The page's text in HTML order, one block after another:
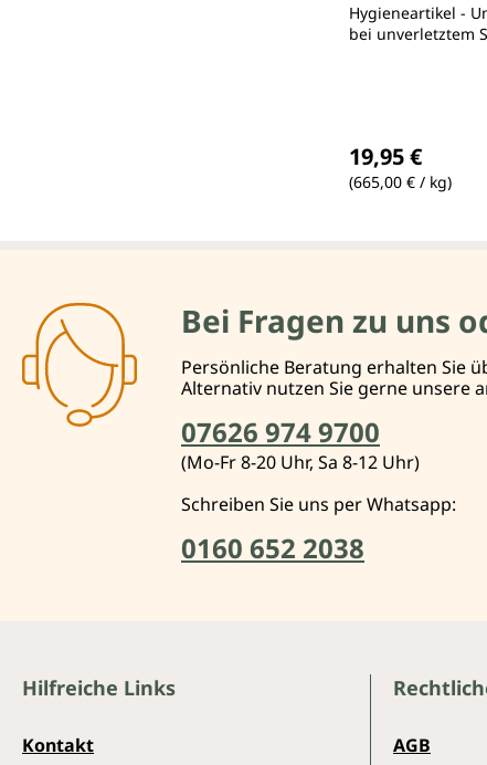
Hygieneartikel -
bei unverletztem
19,95 €
(665,00 € / kg)
Bei Fragen zu uns
Persönliche Beratung erhalten Sie
Alternativ nutzen Sie gerne unsere
07626 974 9700
(Mo-Fr 8-20 Uhr, Sa 8-12 Uhr)
Schreiben Sie uns per Whatsapp:
0160 652 2038
Hilfreiche Links
Kontakt AGB